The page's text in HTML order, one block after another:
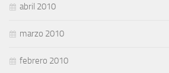
abril 2010
marzo 2010
febrero 2010